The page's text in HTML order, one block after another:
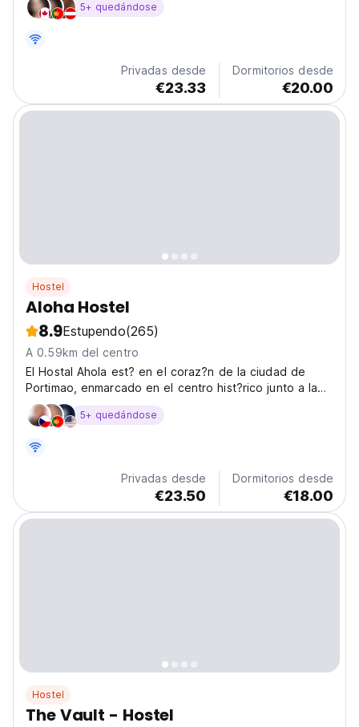
5+ quedándose
Privadas desde
€23.33
Dormitorios desde
€20.00
Hostel
Aloha Hostel
8.9Estupendo(265)
A 0.59km del centro
El Hostal Ahola est? en el coraz?n de la ciudad de
Portimao, enmarcado en el centro hist?rico junto a la
zona del paseo mar?timo. Nuestra acogedora habitaci?
n fue renovada y equipada c?modamente en julio de
5+ quedándose
Privadas desde
€23.50
Dormitorios desde
€18.00
Hostel
The Vault - Hostel